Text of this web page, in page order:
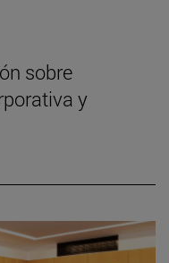
sobre
y